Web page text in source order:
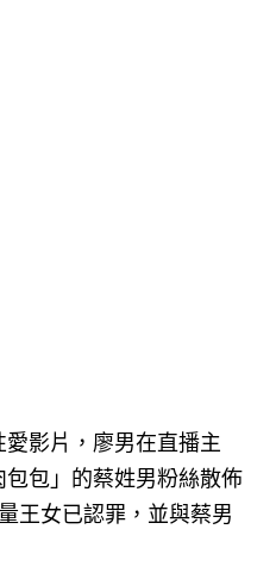
影片，廖男在直播主
包包」的蔡姓男粉絲散佈
王女已認罪，並與蔡男